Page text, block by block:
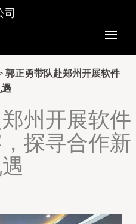
郭正勇带队赴郑州开展软件
州开展软件
探寻合作新